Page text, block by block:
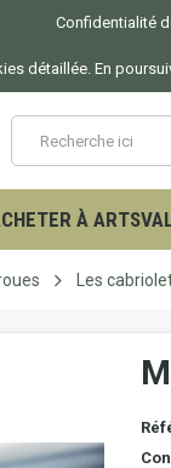
Confidentialité
détaillée. En
À
Les